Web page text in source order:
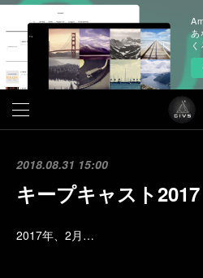
あ
く
2018.08.31 15:00
キープキャスト2017
2017年、2月…